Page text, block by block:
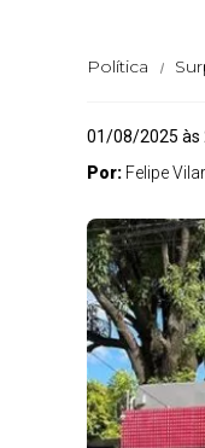
Política
01/08/2025 às
Por: Felipe Vilar